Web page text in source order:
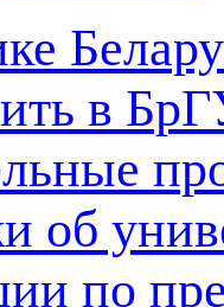
в
об
по